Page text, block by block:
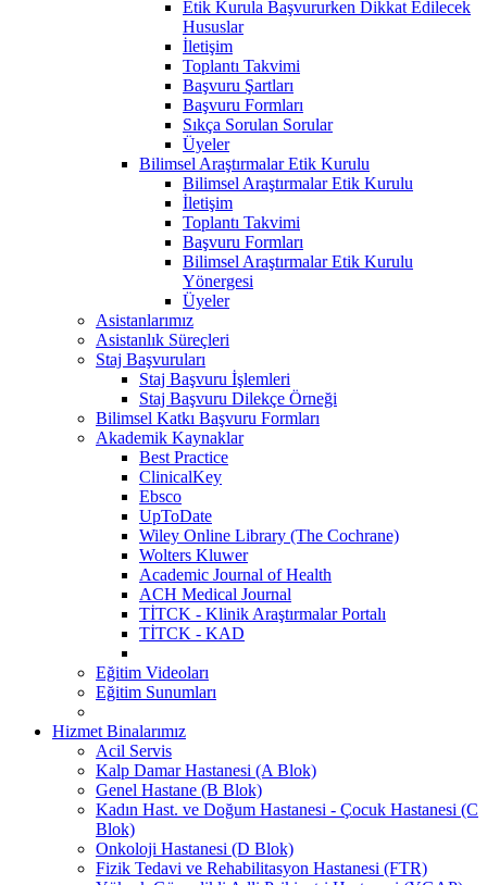
Etik Kurula Başvururken Dikkat Edilecek
Hususlar
İletişim
Toplantı Takvimi
Başvuru Şartları
Başvuru Formları
Sıkça Sorulan Sorular
Üyeler
Bilimsel Araştırmalar Etik Kurulu
Bilimsel Araştırmalar Etik Kurulu
İletişim
Toplantı Takvimi
Başvuru Formları
Bilimsel Araştırmalar Etik Kurulu
Yönergesi
Üyeler
Asistanlarımız
Asistanlık Süreçleri
Staj Başvuruları
Staj Başvuru İşlemleri
Staj Başvuru Dilekçe Örneği
Bilimsel Katkı Başvuru Formları
Akademik Kaynaklar
Best Practice
ClinicalKey
Ebsco
UpToDate
Wiley Online Library (The Cochrane)
Wolters Kluwer
Academic Journal of Health
ACH Medical Journal
TİTCK - Klinik Araştırmalar Portalı
TİTCK - KAD
Eğitim Videoları
Eğitim Sunumları
Hizmet Binalarımız
Acil Servis
Kalp Damar Hastanesi (A Blok)
Genel Hastane (B Blok)
Kadın Hast. ve Doğum Hastanesi - Çocuk Hastanesi (C
Blok)
Onkoloji Hastanesi (D Blok)
Fizik Tedavi ve Rehabilitasyon Hastanesi (FTR)